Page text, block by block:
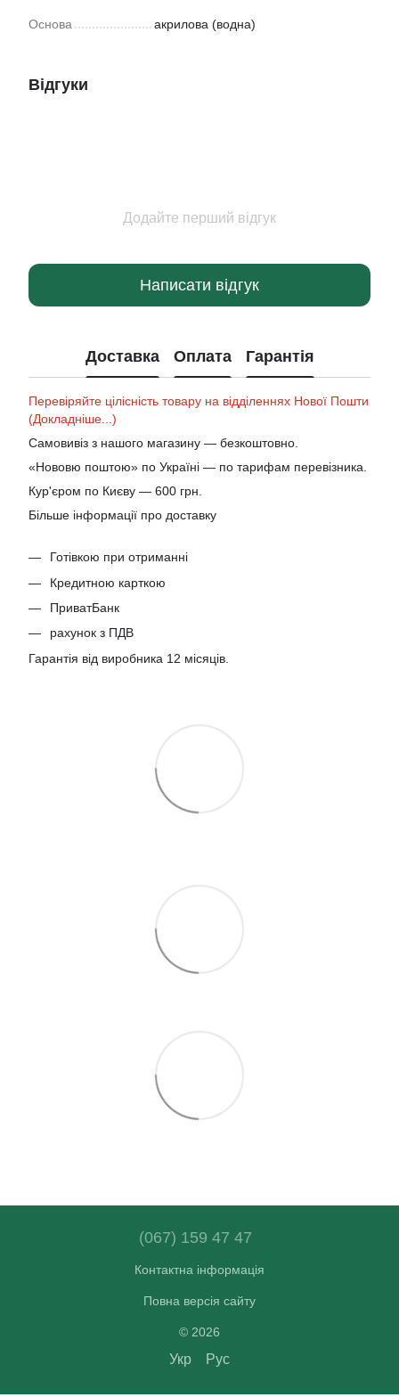
Основа акрилова (водна)
Відгуки
Додайте перший відгук
Написати відгук
Доставка Оплата Гарантія
Перевіряйте цілісність товару на відділеннях Нової Пошти
(Докладніше...)
Самовивіз з нашого магазину — безкоштовно.
«Нововю поштою» по Україні — по тарифам перевізника.
Кур'єром по Києву — 600 грн.
Більше інформації про доставку
Готівкою при отриманні
Кредитною карткою
ПриватБанк
рахунок з ПДВ
Гарантія від виробника 12 місяців.
(067) 159 47 47
Контактна інформація
Повна версія сайту
© 2026
Укр Рус